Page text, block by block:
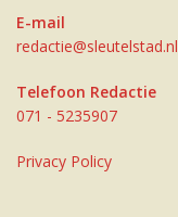
E-mail
redactie@sleutelstad.nl
Telefoon Redactie
071 - 5235907
Privacy Policy